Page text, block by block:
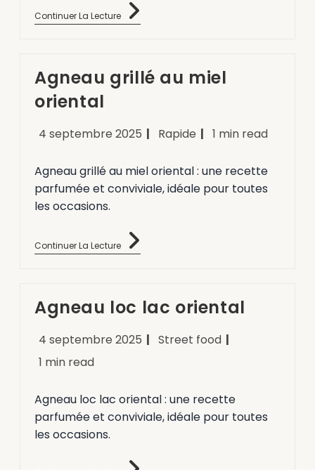
Continuer La Lecture
Agneau grillé au miel
oriental
4 septembre 2025 Rapide 1 min read
Agneau grillé au miel oriental : une recette
parfumée et conviviale, idéale pour toutes
les occasions.
Continuer La Lecture
Agneau loc lac oriental
4 septembre 2025
Street food
1 min read
Agneau loc lac oriental : une recette
parfumée et conviviale, idéale pour toutes
les occasions.